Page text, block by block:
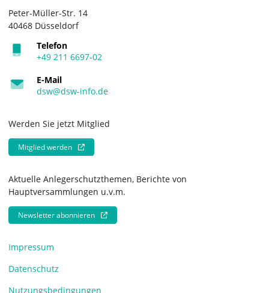
Peter-Müller-Str. 14
40468 Düsseldorf
Telefon
+49 211 6697-02
E-Mail
dsw@dsw-info.de
Werden Sie jetzt Mitglied
Mitglied werden
Aktuelle Anlegerschutzthemen, Berichte von
Hauptversammlungen u.v.m.
Newsletter abonnieren
Impressum
Datenschutz
Nutzungsbedingungen